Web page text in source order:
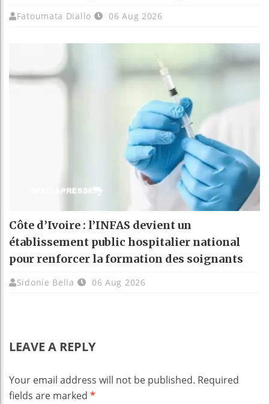
Fatoumata Diallo 06 Aug 2026
Côte d’Ivoire : l’INFAS devient un
établissement public hospitalier national
pour renforcer la formation des soignants
Sidonie Bella 06 Aug 2026
LEAVE A REPLY
Your email address will not be published. Required
fields are marked *